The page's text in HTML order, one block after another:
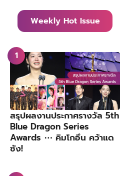
Weekly Hot Issue
สรุปผลงานประกาศรางวัล 5th
Blue Dragon Series
Awards ⋯ คิมโกอึน คว้าแด
ซัง!